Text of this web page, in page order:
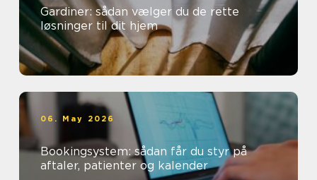
Gardiner: sådan vælger du de rette
løsninger til dit hjem
06. May 2026
Bookingsystem: sådan får du styr på
aftaler, patienter og kalender